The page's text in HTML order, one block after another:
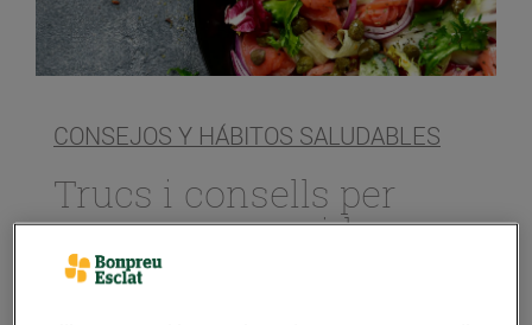
CONSEJOS Y HÁBITOS SALUDABLES
Trucs i consells per
preparar amanides
molt variades